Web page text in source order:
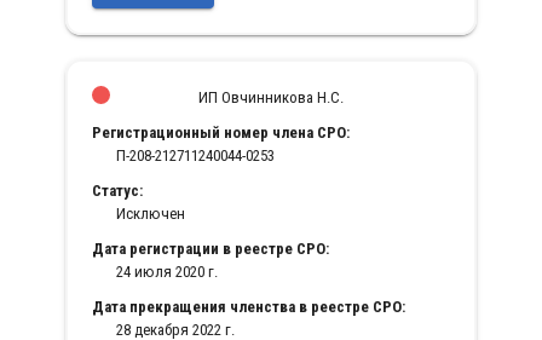
ИП Овчинникова Н.С.
Регистрационный номер члена СРО:
П-208-212711240044-0253
Статус:
Исключен
Дата регистрации в реестре СРО:
24 июля 2020 г.
Дата прекращения членства в реестре СРО:
28 декабря 2022 г.